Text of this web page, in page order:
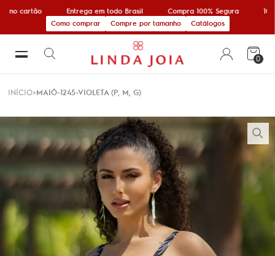
no cartão Entrega em todo Brasil Compra 100% Segura
Como comprar
Compre por tamanho Catálogos
0
INÍCIO MAIÔ-1245-VIOLETA (P, M, G)